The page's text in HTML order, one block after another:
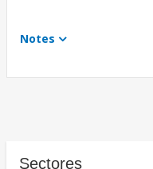
Notes
Sectores